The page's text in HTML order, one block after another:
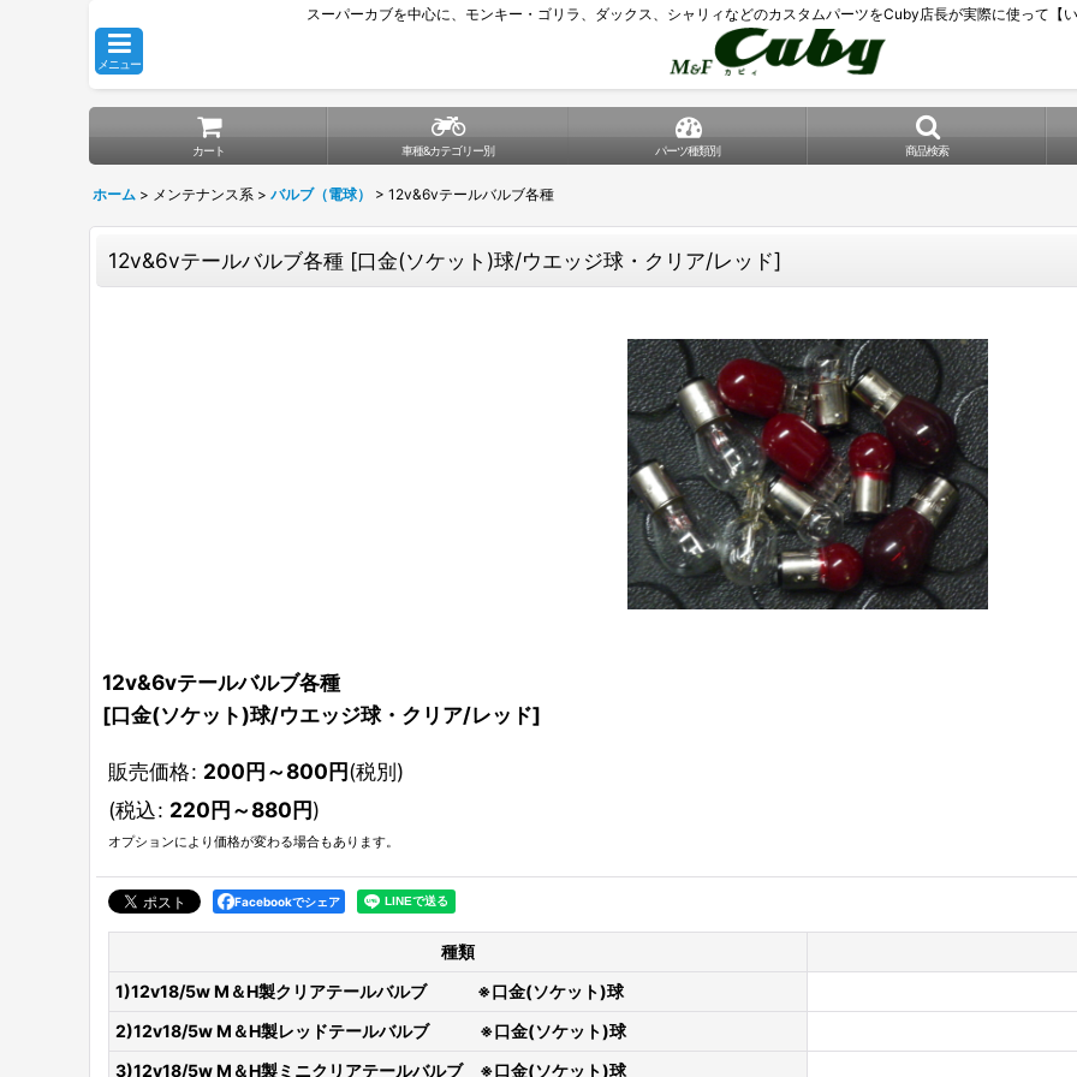
スーパーカブを中心に、モンキー・ゴリラ、ダックス、シャリィなどのカスタムパーツをCuby店長が実際に使って【
メニュー
カート 車種&カテゴリー別 パーツ種類別 商品検索
ホーム > メンテナンス系 > バルブ（電球） > 12v&6vテールバルブ各種
12v&6vテールバルブ各種 [口金(ソケット)球/ウエッジ球・クリア/レッド]
12v&6vテールバルブ各種
[口金(ソケット)球/ウエッジ球・クリア/レッド]
販売価格: 200円～800円(税別)
(税込: 220円～880円)
オプションにより価格が変わる場合もあります。
Facebookでシェア
種類
1)12v18/5w M＆H製クリアテールバルブ ※口金(ソケット)球
2)12v18/5w M＆H製レッドテールバルブ ※口金(ソケット)球
3)12v18/5w M＆H製ミニクリアテールバルブ ※口金(ソケット)球